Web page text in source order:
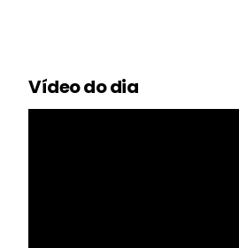
Vídeo do dia